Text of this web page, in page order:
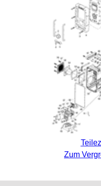
Zum